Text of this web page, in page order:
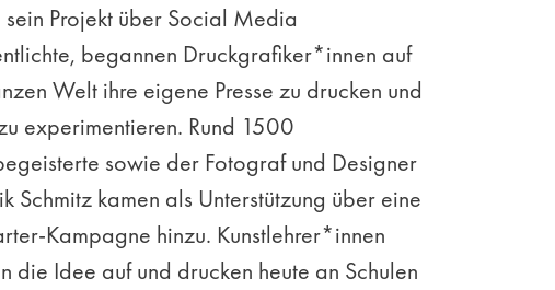
Projekt über Social Media
begannen Druckgrafiker*innen auf
Welt ihre eigene Presse zu drucken und
experimentieren. Rund 1500
sowie der Fotograf und Designer
Schmitz kamen als Unterstützung über eine
Kampagne hinzu. Kunstlehrer*innen
die Idee auf und drucken heute an Schulen